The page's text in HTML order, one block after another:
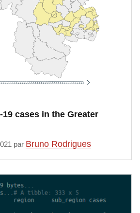
19 cases in the Greater
par Bruno Rodrigues